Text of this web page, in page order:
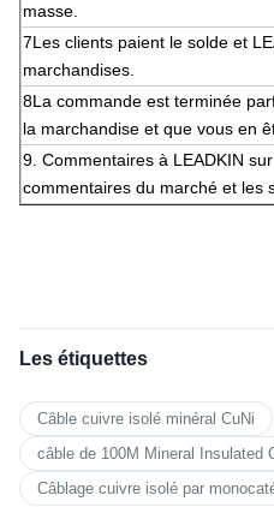
masse.
7Les clients paient le solde et
marchandises.
8La commande est terminée
la marchandise et que vous en
9. Commentaires à LEADKIN
commentaires du marché et les
Les étiquettes
Câble cuivre isolé minéral CuNi
câble de 100M Mineral Insulated
Câblage cuivre isolé par